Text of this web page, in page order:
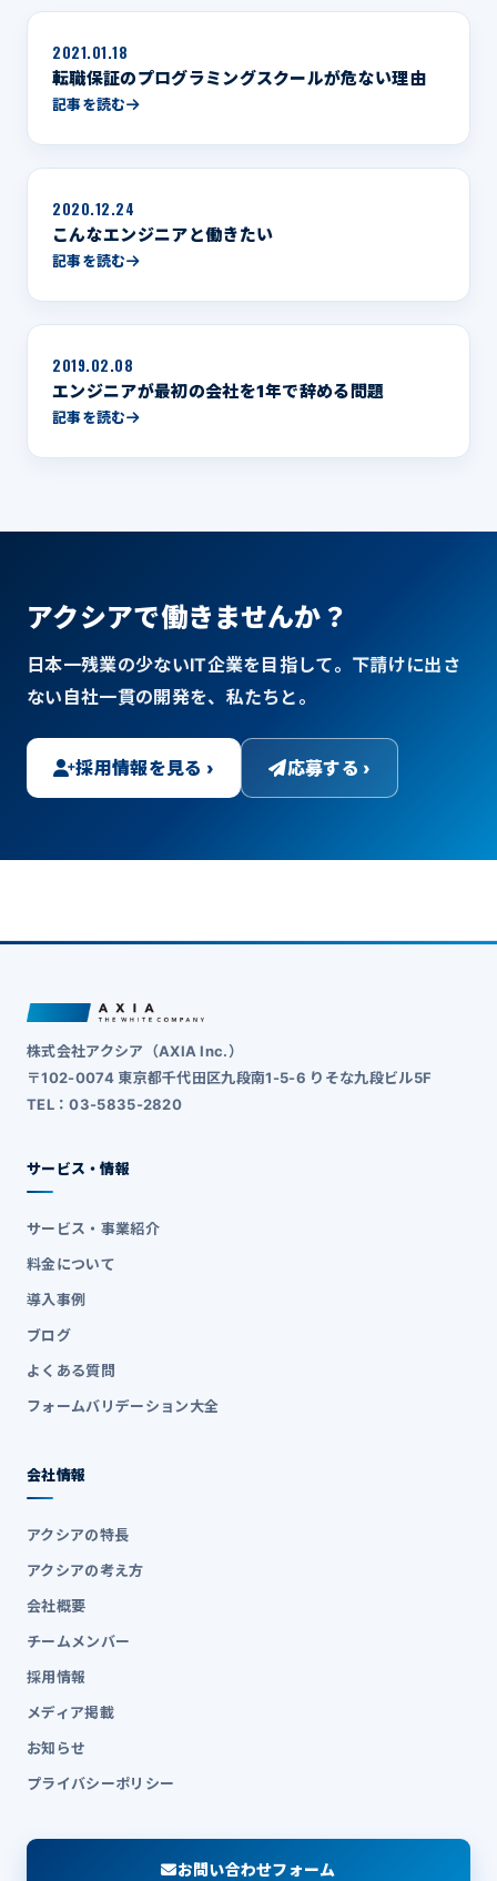
2021.01.18
転職保証のプログラミングスクールが危ない理由
記事を読む
2020.12.24
こんなエンジニアと働きたい
記事を読む
2019.02.08
エンジニアが最初の会社を1年で辞める問題
記事を読む
アクシアで働きませんか？
日本一残業の少ないIT企業を目指して。下請けに出さ
ない自社一貫の開発を、私たちと。
採用情報を見る › 応募する ›
株式会社アクシア（AXIA Inc.）
〒102-0074 東京都千代田区九段南1-5-6 りそな九段ビル5F
TEL：03-5835-2820
サービス・情報
サービス・事業紹介
料金について
導入事例
ブログ
よくある質問
フォームバリデーション大全
会社情報
アクシアの特長
アクシアの考え方
会社概要
チームメンバー
採用情報
メディア掲載
お知らせ
プライバシーポリシー
お問い合わせフォーム